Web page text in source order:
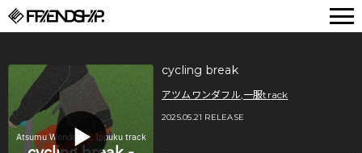
cycling break
アツムワンダフル,一服track
2025.05.21 RELEASE